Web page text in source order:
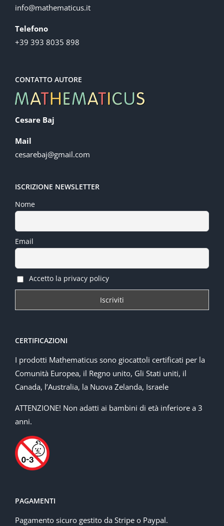
info@mathematicus.it
Telefono
+39 393 8035 898
CONTATTO AUTORE
Cesare Baj
Mail
cesarebaj@gmail.com
ISCRIZIONE NEWSLETTER
Nome
Email
Accetto la privacy policy
CERTIFICAZIONI
I prodotti Mathematicus sono giocattoli certificati per la
Comunità Europea, il Regno unito, Gli Stati uniti, il
Canada, l’Australia, la Nuova Zelanda, Israele
ATTENZIONE! Non adatti ai bambini di età inferiore a 3
anni.
PAGAMENTI
Pagamento sicuro gestito da Stripe o Paypal.